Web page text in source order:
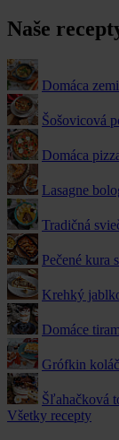
Naše
Domáca
Šošovicová
Domáca
Lasagne
Tradičná
Pečené kura
Krehký
Domáce
Grófkin
Šľahačková
Všetky recepty